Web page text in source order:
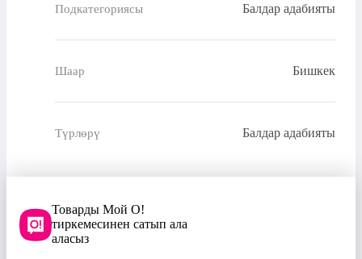
Подкатегориясы Балдар адабияты
Шаар Бишкек
Түрлөрү Балдар адабияты
Товарды Мой О!
тиркемесинен сатып ала
аласыз